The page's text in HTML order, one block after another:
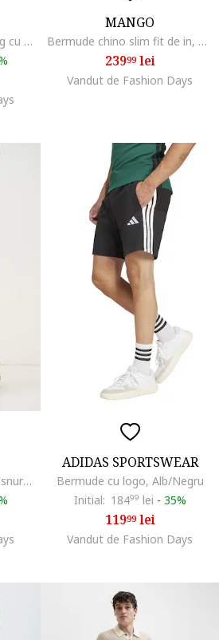
Pantaloni scurti de trening cu buzunare cu clapa, Negru
MANGO
Bermude chino slim fit de in, Alb fildes
23999lei
Vandut de Fashion Days
Pantaloni scurti cargo cu snur Dylan, Verde masliniu inchis
ADIDAS SPORTSWEAR
Bermude cu logo, Alb/Negru
Initial: 18499 lei - 35%
11999lei
Vandut de Fashion Days